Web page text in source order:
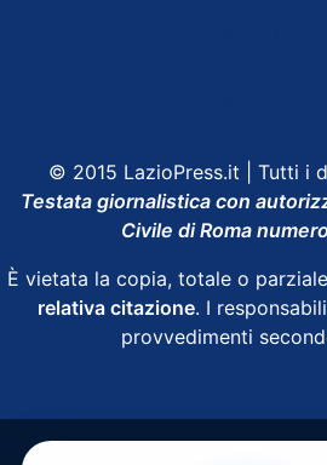
© 2015 LazioPress.it | Tutti i
Testata giornalistica con
Civile di Roma
È vietata la copia, totale o
relativa citazione. I
provvedimenti